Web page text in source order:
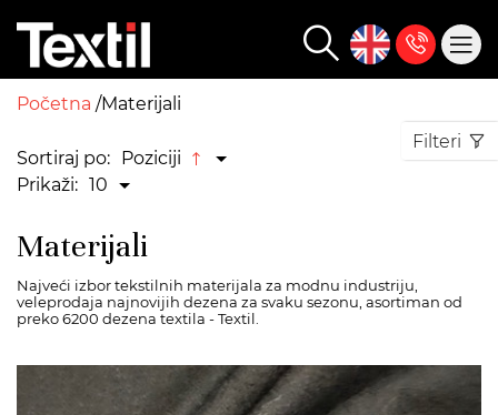
Početna Materijali
Sortiraj po: Poziciji
Prikaži: 10
Filteri
Materijali
Najveći izbor tekstilnih materijala za modnu industriju,
veleprodaja najnovijih dezena za svaku sezonu, asortiman od
preko 6200 dezena textila - Textil.